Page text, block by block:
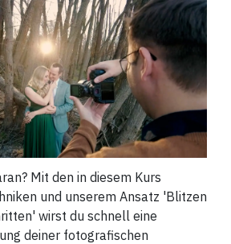
Mit den in diesem Kurs
und unserem Ansatz 'Blitzen
wirst du schnell eine
deiner fotografischen